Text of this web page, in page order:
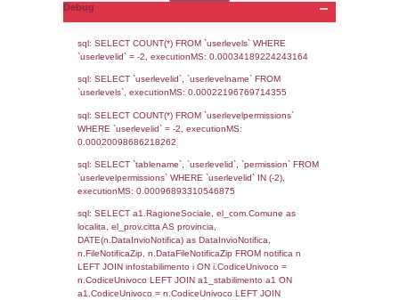
DELL'AMBIENTE/TERRITORIO
STABILIMENTO
SEZIONE H (pubblico) - DESCRIZIONE
STABILIMENTO E RIEPILOGO SOSTANZE
DI CUI ALL'ALLEGATO 1 DEL DECRETO
DELLA DIRETTIVA 2012/18/UE